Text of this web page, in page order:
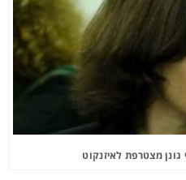
מצטרפת לאיזנקוט